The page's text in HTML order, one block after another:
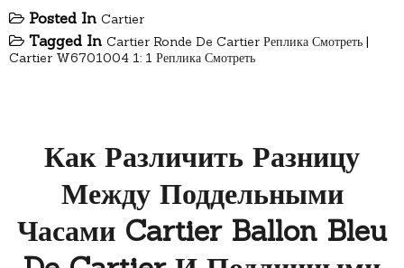
Posted In Cartier
Tagged In Cartier Ronde De Cartier Реплика Смотреть |
Cartier W6701004 1: 1 Реплика Смотреть
Как Различить Разницу
Между Поддельными
Часами Cartier Ballon Bleu